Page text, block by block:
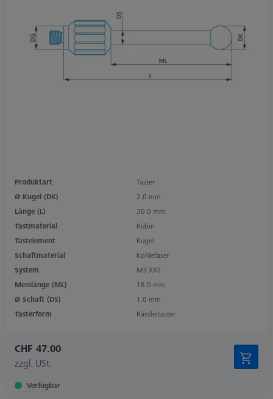
Produktart
Taster
Ø Kugel (DK)
2.0 mm
Länge (L)
30.0 mm
Tastmaterial
Rubin
Tastelement
Kugel
Schaftmaterial
Kohlefaser
System
M3 XXT
Messlänge (ML)
18.0 mm
Ø Schaft (DS)
1.0 mm
Tasterform
Rändeltaster
CHF 47.00
zzgl. USt.
Verfügbar